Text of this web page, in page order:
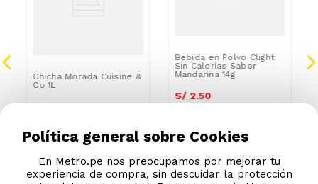
Chicha Morada Cuisine &
Co 1L
S/6.50
Bebida en Polvo Clight
Sin Calorías Sabor
Mandarina 14g
S/ 2.50
Política general sobre Cookies
En Metro.pe nos preocupamos por mejorar tu
experiencia de compra, sin descuidar la protección